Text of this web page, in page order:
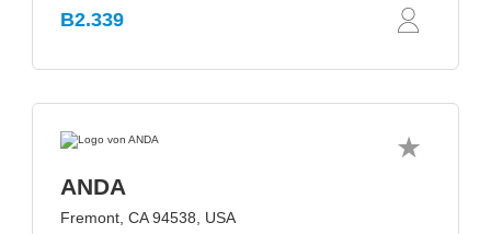
B2.339
ANDA
Fremont, CA 94538, USA